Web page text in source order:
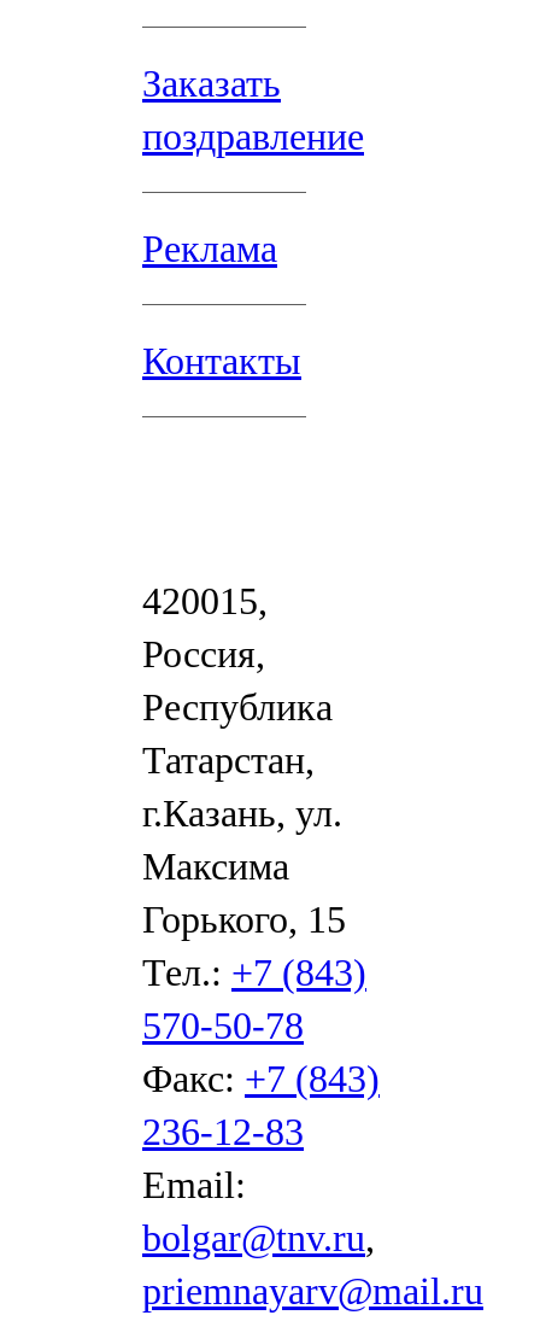
Заказать
поздравление
Реклама
Контакты
420015,
Россия,
Республика
Татарстан,
г.Казань, ул.
Максима
Горького, 15
Тел.: +7 (843)
570-50-78
Факс: +7 (843)
236-12-83
Email:
bolgar@tnv.ru,
priemnayarv@mail.ru